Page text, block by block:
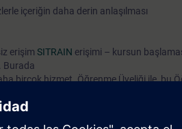
tüm tesisinizdeki kesinti
içeriğin daha derin anlaşılması
erişim SITRAIN erişimi – kursun
Burada
birçok hizmet. Öğrenme Üyeliği ile, bu
konularda eğitiminize devam